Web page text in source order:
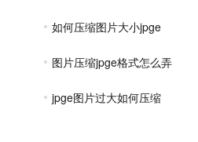
如何压缩图片大小jpge
图片压缩jpge格式怎么弄
jpge图片过大如何压缩